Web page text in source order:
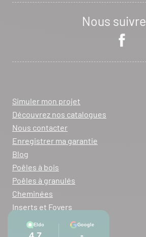
Nous suivre
Simuler mon projet
Découvrez nos catalogues
Nous contacter
Enregistrer ma garantie
Blog
Poêles à bois
Poêles à granulés
Cheminées
Inserts et Foyers